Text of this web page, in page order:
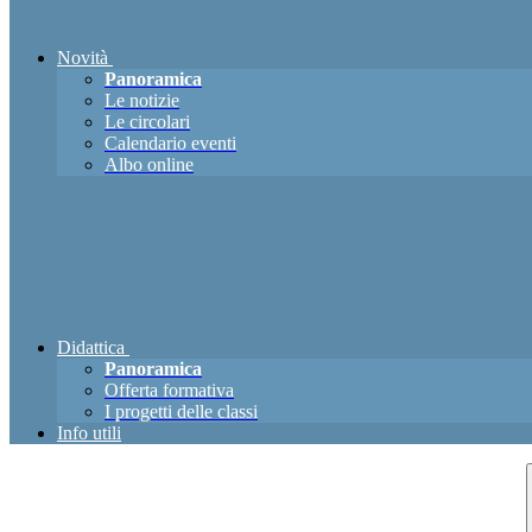
Novità
Panoramica
Le notizie
Le circolari
Calendario eventi
Albo online
Didattica
Panoramica
Offerta formativa
I progetti delle classi
Info utili